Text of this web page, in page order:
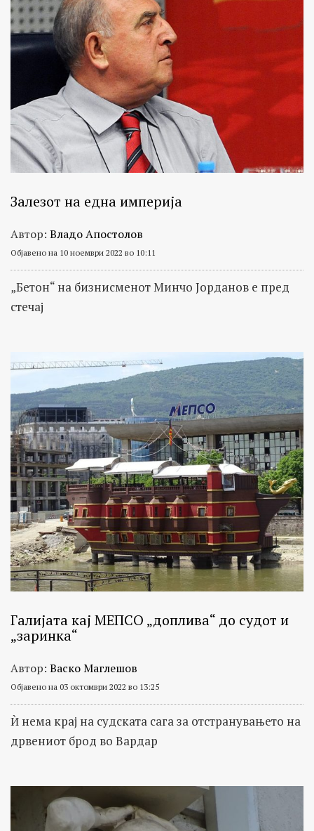
Залезот на една империја
Автор: Владо Апостолов
Објавено на 10 ноември 2022 во 10:11
„Бетон“ на бизнисменот Минчо Јорданов е пред
стечај
Галијата кај МЕПСО „доплива“ до судот и
„заринка“
Автор: Васко Маглешов
Објавено на 03 октомври 2022 во 13:25
Ѝ нема крај на судската сага за отстранувањето на
дрвениот брод во Вардар